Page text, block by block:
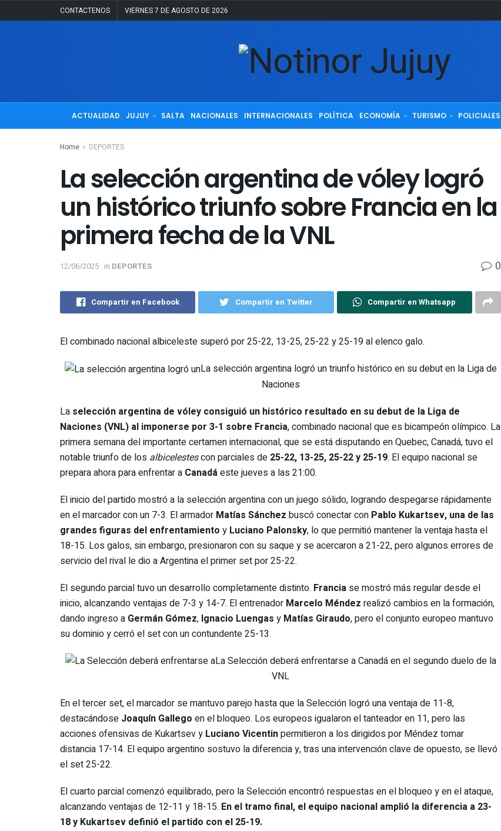
CONTACTENOS VIERNES 7 DE AGOSTO DE 2026
ACTUALIDAD JUJUY SALTA NACIONALES INTERNACIONALES POLÍTICA ECONOMÍA TURISMO POLICIALES
Home DEPORTES
La selección argentina de vóley logró
un histórico triunfo sobre Francia en la
primera fecha de la VNL
12/06/2025 in DEPORTES 0
Compartir en Facebook Compartir en Twitter Compartir en Whatsapp
El combinado nacional albiceleste superó por 25-22, 13-25, 25-22 y 25-19 al elenco galo.
La selección argentina logró un triunfo histórico en su debut en la Liga de
Naciones
La selección argentina de vóley consiguió un histórico resultado en su debut de la Liga de
Naciones (VNL) al imponerse por 3-1 sobre Francia, combinado nacional que es bicampeón olímpico. La
primera semana del importante certamen internacional, que se está disputando en Quebec, Canadá, tuvo el
notable triunfo de los albicelestescon parciales de 25-22, 13-25, 25-22 y 25-19. El equipo nacional se
prepara ahora para enfrentar a Canadáeste jueves a las 21:00.
El inicio del partido mostró a la selección argentina con un juego sólido, logrando despegarse rápidamente
en el marcador con un 7-3. El armador Matías Sánchez buscó conectar con Pablo Kukartsev, una de las
grandes figuras del enfrentamiento y Luciano Palonsky, lo que permitió mantener la ventaja hasta el
18-15. Los galos, sin embargo, presionaron con su saque y se acercaron a 21-22, pero algunos errores de
servicio del rival le dio a Argentina el primer set por 25-22.
El segundo parcial tuvo un desarrollo completamente distinto. Francia se mostró más regular desde el
inicio, alcanzando ventajas de 7-3 y 14-7. El entrenador Marcelo Méndez realizó cambios en la formación,
dando ingreso a Germán Gómez, Ignacio Luengas y Matías Giraudo, pero el conjunto europeo mantuvo
su dominio y cerró el set con un contundente 25-13.
La Selección deberá enfrentarse a Canadá en el segundo duelo de la
VNL
En el tercer set, el marcador se mantuvo parejo hasta que la Selección logró una ventaja de 11-8,
destacándose Joaquín Gallego en el bloqueo. Los europeos igualaron el tanteador en 11, pero las
acciones ofensivas de Kukartsev y Luciano Vicentinpermitieron a los dirigidos por Méndez tomar
distancia 17-14. El equipo argentino sostuvo la diferencia y, tras una intervención clave de opuesto, se llevó
el set 25-22.
El cuarto parcial comenzó equilibrado, pero la Selección encontró respuestas en el bloqueo y en el ataque,
alcanzando ventajas de 12-11 y 18-15. En el tramo final, el equipo nacional amplió la diferencia a 23-
18 y Kukartsev definió el partido con el 25-19.